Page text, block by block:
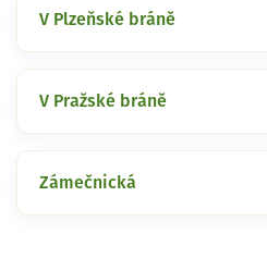
V Plzeňské bráně
V Pražské bráně
Zámečnická